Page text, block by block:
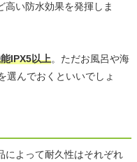
高い防水効果を発揮しま
IPX5以上。ただお風呂や海
選んでおくといいでしょ
によって耐久性はそれぞれ